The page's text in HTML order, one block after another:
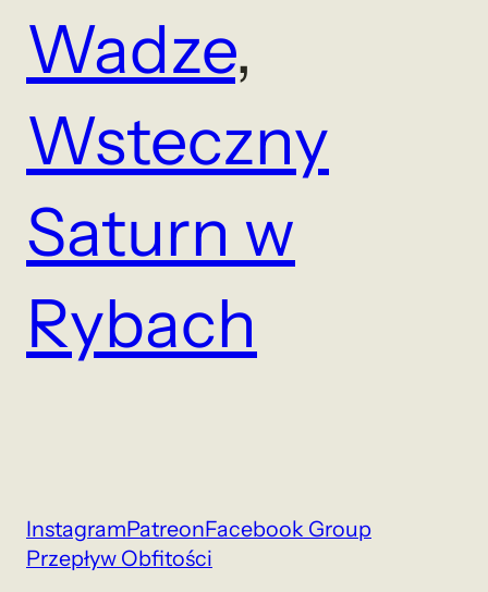
Wadze
Wsteczny
Saturn w
Rybach
InstagramPatreonFacebook Group
Przepływ Obfitości